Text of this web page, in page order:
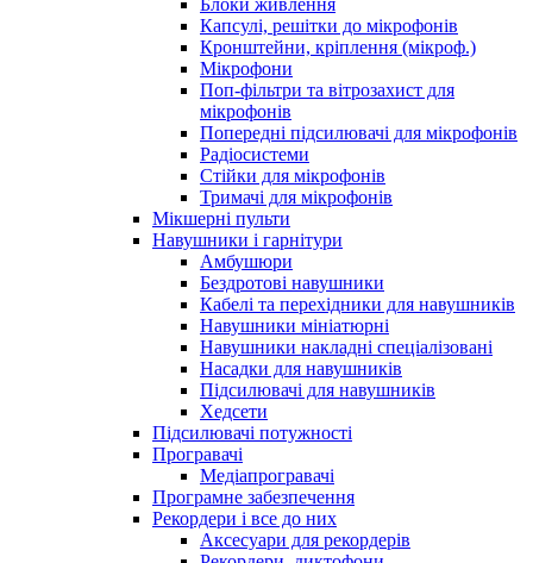
Блоки живлення
Капсулі, решітки до мікрофонів
Кронштейни, кріплення (мікроф.)
Мікрофони
Поп-фільтри та вітрозахист для
мікрофонів
Попередні підсилювачі для мікрофонів
Радіосистеми
Стійки для мікрофонів
Тримачі для мікрофонів
Мікшерні пульти
Навушники і гарнітури
Амбушюри
Бездротові навушники
Кабелі та перехідники для навушників
Навушники мініатюрні
Навушники накладні спеціалізовані
Насадки для навушників
Підсилювачі для навушників
Хедсети
Підсилювачі потужності
Програвачі
Медіапрогравачі
Програмне забезпечення
Рекордери і все до них
Аксесуари для рекордерів